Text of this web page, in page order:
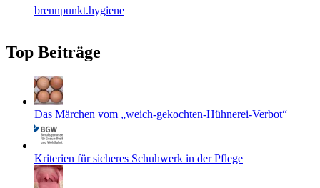
brennpunkt.hygiene
Top Beiträge
Das Märchen vom „weich-gekochten-Hühnerei-Verbot“
Kriterien für sicheres Schuhwerk in der Pflege